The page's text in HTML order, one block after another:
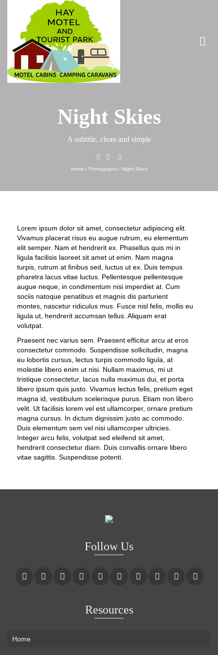
Night Skies
A subtitle, clean and simple
Home / Photography / Night Skies
Lorem ipsum dolor sit amet, consectetur adipiscing elit.
Vivamus placerat risus eu augue rutrum, eu elementum
elit semper. Nam et hendrerit ex. Phasellus quis mi in
ligula facilisis laoreet sit amet ut enim. Nam magna
turpis, rutrum at finibus sed, luctus ut ex. Duis tempus
pharetra lacus vitae luctus. Pellentesque pellentesque
augue neque, in condimentum nisi imperdiet at. Cum
sociis natoque penatibus et magnis dis parturient
montes, nascetur ridiculus mus. Fusce nisl felis, mollis eu
ligula ut, hendrerit accumsan tellus. Aliquam erat
volutpat.
Praesent nec varius sem. Praesent efficitur arcu at eros
consectetur commodo. Suspendisse sollicitudin, magna
eu lobortis cursus, lectus turpis commodo ligula, at
molestie libero enim ut nisi. Nullam maximus, mi ut
tristique consectetur, lacus nulla maximus dui, et porta
libero ipsum quis justo. Vivamus lectus felis, pretium eget
magna id, vestibulum scelerisque purus. Etiam non libero
velit. Ut facilisis lorem vel est ullamcorper, ornare pretium
magna cursus. In dictum dignissim justo ac commodo.
Duis elementum sem vel nisi ullamcorper ultricies.
Integer arcu felis, volutpat sed eleifend sit amet,
hendrerit consectetur diam. Duis convallis ornare libero
vitae sagittis. Suspendisse potenti.
Follow Us
Resources
Home